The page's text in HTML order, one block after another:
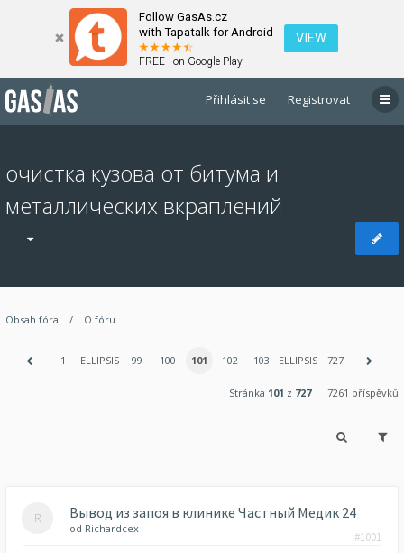
Follow GasAs.cz
with Tapatalk for Android
FREE - on Google Play
VIEW
Přihlásit se Registrovat
очистка кузова от битума и
металлических вкраплений
Obsah fóra O fóru
1 ELLIPSIS 99 100 101 102 103 ELLIPSIS 727
Stránka 101 z 727 7261 příspěvků
Вывод из запоя в клинике Частный Медик 24
#1001
od Richardcex